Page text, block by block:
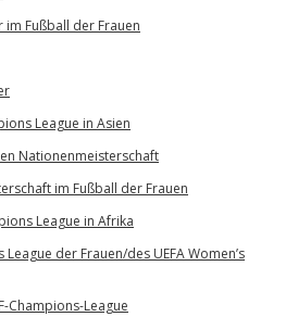
im Fußball der Frauen
League in Asien
Nationenmeisterschaft
im Fußball der Frauen
League in Afrika
der Frauen/des UEFA Women’s
Champions-League